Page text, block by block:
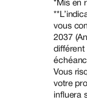
*Mis en
vous
2037
différent
Vous
votre
influera